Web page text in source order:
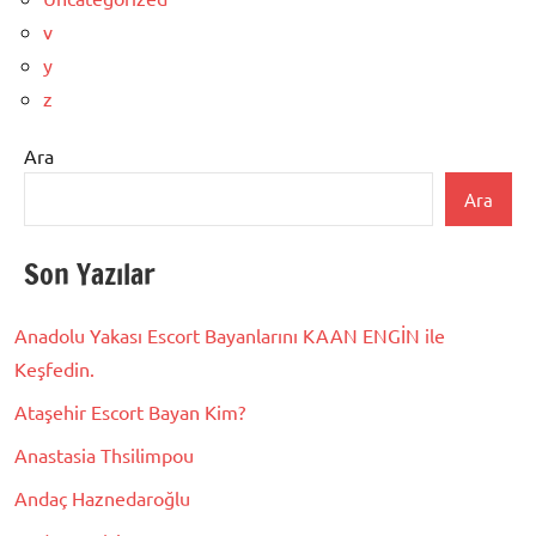
v
y
z
Ara
Ara
Son Yazılar
Anadolu Yakası Escort Bayanlarını KAAN ENGİN ile
Keşfedin.
Ataşehir Escort Bayan Kim?
Anastasia Thsilimpou
Andaç Haznedaroğlu